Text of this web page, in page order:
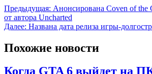
Предыдущая: Анонсирована Coven of
от автора Uncharted
Далее: Названа дата релиза игры-
Похожие новости
Когда GTA 6 выйдет на